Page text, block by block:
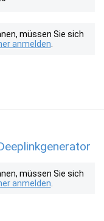
müssen Sie sich
anmelden
müssen Sie sich
anmelden